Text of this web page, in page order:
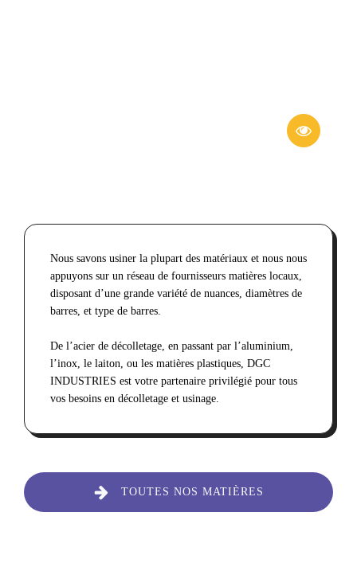
Nous savons usiner la plupart des matériaux et nous nous
appuyons sur un réseau de fournisseurs matières locaux,
disposant d’une grande variété de nuances, diamètres de
barres, et type de barres.
De l’acier de décolletage, en passant par l’aluminium,
l’inox, le laiton, ou les matières plastiques, DGC
INDUSTRIES est votre partenaire privilégié pour tous
vos besoins en décolletage et usinage.
TOUTES NOS MATIÈRES